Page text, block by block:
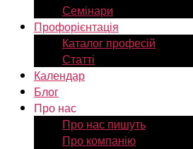
Семінари
Профорієнтація
Каталог професій
Статті
Календар
Блог
Про нас
Про нас пишуть
Про компанію